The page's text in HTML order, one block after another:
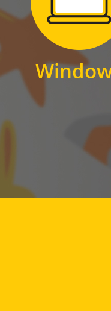
Zum
für Windows